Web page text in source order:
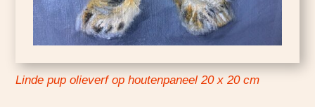
Linde pup olieverf op houtenpaneel 20 x 20 cm